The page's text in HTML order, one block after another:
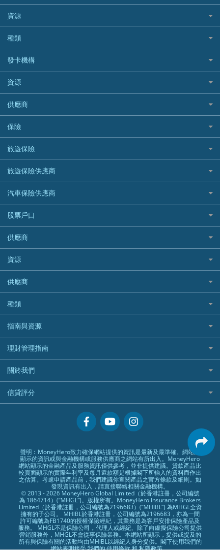
稅季/稅務貸款
網上貸款
結餘轉戶(清卡數貸款)
銀行貸款
財務公司貸款
免入息貸款
免TU貸款
急借錢
緊急貸款比較
最佳小額貸款比較
易批必批貸款
24小時貸款
最佳循環貸款
BEA 東亞銀行
BOC 中國銀行
Cashing Pro 優尚信貸
CCB(Asia) 中國建設銀行 (亞洲)
Citibank 花旗銀行
CNCBI 信銀國際
CreFIT 維信
DBS 星展銀行
DSB 大新銀行
HSBC 滙豐銀行貸款
K Cash 貸款
Mox 銀行
National Resources 中潤物業按揭
OCBC 華僑銀行
PrimeCredit 安信信貸
Promise 邦民日本財務
Rabbit Credit月兔信貸
Standard Chartered 渣打銀行
UA 亞洲聯合財務
WeLab Bank
WeLend 貸款
資源
如何申請個人貸款
如何管理個人貸款
個人貸款有用資訊
清卡數貸款教學
循環貸款教學
個人化貸款產品推介 🔥全新
債務重組一覽
供樓利息扣稅
最佳貸款app
種類
網購優惠
精選外幣網購信用卡
尊尚信用卡
公司信用卡
電子錢包信用卡
日本遊信用卡攻略
韓國遊信用卡攻略
台灣遊信用卡攻略
機場貴賓室信用卡
銀聯信用卡
高獎賞信用卡推薦
酒店信用卡
發卡機構
Citibank花旗銀行
AE美國運通
DBS星展銀行
HSBC滙豐銀行
Mox
信銀國際
大新銀行
恒生銀行
Standard Chartered渣打銀行
東亞銀行
SIM
Airwallex信用卡
資源
Black Friday優惠
淘寶付款方式
一田購物優惠日
SOGO感謝祭
HKTVmall優惠碼
交稅優惠
酒店優惠碼
機票優惠碼
供應商
八達通自動增值信用卡
保險
旅遊保險
汽車保險
家居保險
家傭保險
寵物保險
定期人壽保險
危疾保險
年金資訊
樓宇火險
旅遊保險
日本旅遊保險及資訊
泰國旅遊保險及資訊
台灣旅遊保險及資訊
韓國旅遊保險及資訊
歐洲旅遊保險及資訊
越南旅遊保險及資訊
澳洲旅遊保險及資訊
長者嘆世界
家庭親子遊
自駕遊比較
相機有得保
專為孕婦設計的最佳旅遊保險
最佳滑雪旅遊保險
最適合BB的旅遊保險
旅遊保險供應商
AXA 安盛
AIG 美亞
Allianz 安聯
Allied World 世聯
Avo
中國銀行
Bolttech 保特
Blue Cross 藍十字
中國平安
HSBC滙豐銀行
MSIG 三井住友
Prudential 保誠
QBE 昆士蘭
Starr
汽車保險供應商
大新汽車保險
中銀汽車保險
Allianz安聯汽車保險
bolttech保障汽車保險
Zurich蘇黎世汽車保險
QBE昆士蘭汽車保險
平安汽車保險
股票戶口
富途證券
IB盈透證券
老虎證券
uSMART 盈立證券
華盛証券
長橋證券
WeBull微牛證券
漲樂全球通｜華泰國際
OSL
供應商
富途牛牛好唔好？
Webull微牛證券好唔好？
Longbridge長橋證券好唔好？
老虎證券好唔好？
華盛証券好唔好？
漲樂全球通好唔好？
IB盈透證券好唔好？
盈立證券 uSMART 好唔好？
Stashaway好唔好？
資源
股票戶口開戶
證券行邊間好？
港股5隻高息ETF精選
什麼是ETF？
香港30大高息股排行
黃金ETF懶人包
最值得注意的比特幣ETF
選股策略：五步調查攻略
供應商
銀行戶口比較
尊尚銀行戶口
Citi Plus
中信銀行inMotion
Airwallex銀行
種類
定期存款
港元定存
人民幣定存
美元定存
英鎊定存
澳元定存
指南與資源
理財資訊
識慳識賺
債務管理
投資理財
置業安居
專欄文章
理財管理指南
常用相關詞彙
MoneyHero電子報
所有合作銀行或機構
關於我們
服務承諾
網上支援
常見問題
條款及細則
編輯守則
廣告合作
廣告政策
私隱政策
加入我們
媒體報導
信貸評分
聲明﹕MoneyHero致力確保網站提供的資訊是最新及最準確。網站所
顯示的資訊或與金融機構或服務供應商之網站有所出入。MoneyHero
網站顯示的金融產品及服務資訊僅供參考，並非提供建議。貸款產品比
較頁面顯示的實際年利率及每月還款額是根據閣下所輸入的資料而作出
之估算。考慮申請產品前，我們建議你查閱產品之官方條款及細則。如
發現資訊有出入，請直接聯絡相關金融機構。
© 2013 - 2026 MoneyHero Global Limited（於香港註冊，公司編號
為 1864714）(“MHGL”)。版權所有。MoneyHero Insurance Brokers
Limited（於香港註冊，公司編號為2196683）(”MHIBL”) 為MHGL全資
擁有的子公司。 MHIBL於香港註冊，公司編號為2196683，亦為一間
許可編號為FB1740的授權保險經紀，其業務是為客戶安排保險產品及
服務。 MHGL不是保險公司，代理人或經紀。除了向虛擬保險公司提供
營銷服務外，MHGL不會從事保險業務。本網站所顯示，提供或提及的
所有與保險有關的活動均由MHIBL以經紀人身分提供。閣下使用我們的
網站表明接受 我們的使用條款和私隱政策。